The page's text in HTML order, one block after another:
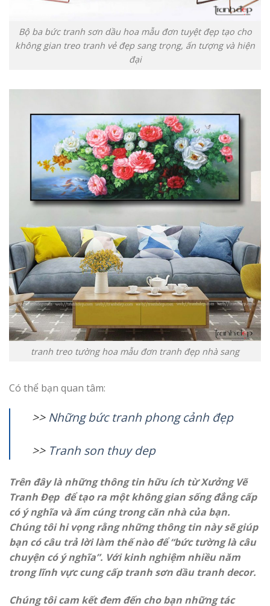
Bộ ba bức tranh sơn dầu hoa mẫu đơn tuyệt đẹp tạo cho
không gian treo tranh vẻ đẹp sang trọng, ấn tượng và hiện
đại
tranh treo tường hoa mẫu đơn tranh đẹp nhà sang
Có thể bạn quan tâm:
>> Những bức tranh phong cảnh đẹp
>> Tranh son thuy dep
Trên đây là những thông tin hữu ích từ Xưởng Vẽ
Tranh Đẹp để tạo ra một không gian sống đẳng cấp
có ý nghĩa và ấm cúng trong căn nhà của bạn.
Chúng tôi hi vọng rằng những thông tin này sẽ giúp
bạn có câu trả lời làm thế nào để “bức tường là câu
chuyện có ý nghĩa”. Với kinh nghiệm nhiều năm
trong lĩnh vực cung cấp tranh sơn dầu tranh decor.
Chúng tôi cam kết đem đến cho bạn những tác